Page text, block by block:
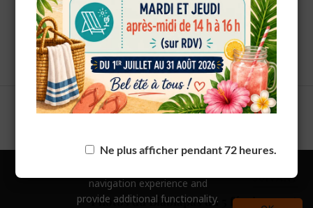
navigation experience and
provide additional functionality.
powered by WPCookiePro
Mme DENIS Stéphanie (A508) remporte le tirage au
sort avec 4 places pour Aquabellewaerde !
PRÉCÉDENT
SUIVANT
Photos du Blablapas du 5 février 2026
Ne plus afficher pendant 72 heures.